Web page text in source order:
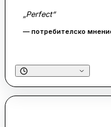
„Perfect“
— потребителско